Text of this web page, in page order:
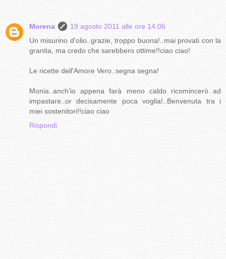
Morena
19 agosto 2011 alle ore 14:06
Un misurino d'olio..grazie, troppo buona!..mai provati con la
granita, ma credo che sarebbero ottime!!ciao ciao!
Le ricette dell'Amore Vero..segna segna!
Monia..anch'io appena farà meno caldo ricomincerò ad
impastare..or decisamente poca voglia!..Benvenuta tra i
miei sostenitori!!ciao ciao
Rispondi